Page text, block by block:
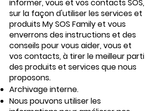
informer, vous et vos contacts SOS,
sur la façon d'utiliser les services et
produits My SOS Family et vous
enverrons des instructions et des
conseils pour vous aider, vous et
vos contacts, à tirer le meilleur parti
des produits et services que nous
proposons.
Archivage interne.
Nous pouvons utiliser les